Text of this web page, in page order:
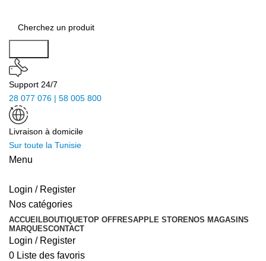
Support 24/7
28 077 076 | 58 005 800
Livraison à domicile
Sur toute la Tunisie
Menu
Login / Register
Nos catégories
ACCUEILBOUTIQUETOP OFFRESAPPLE STORENOS MAGASINS
MARQUESCONTACT
Login / Register
0 Liste des favoris